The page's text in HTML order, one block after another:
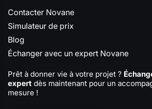
Contacter Novane
Simulateur de prix
Blog
Échanger avec un expert Novane
Prêt à donner vie à votre projet ?
expert dès maintenant pour un
mesure !